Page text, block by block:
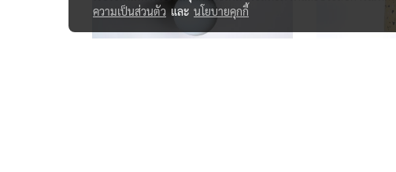
ความเป็นส่วนตัว และ นโยบายคุกกี้